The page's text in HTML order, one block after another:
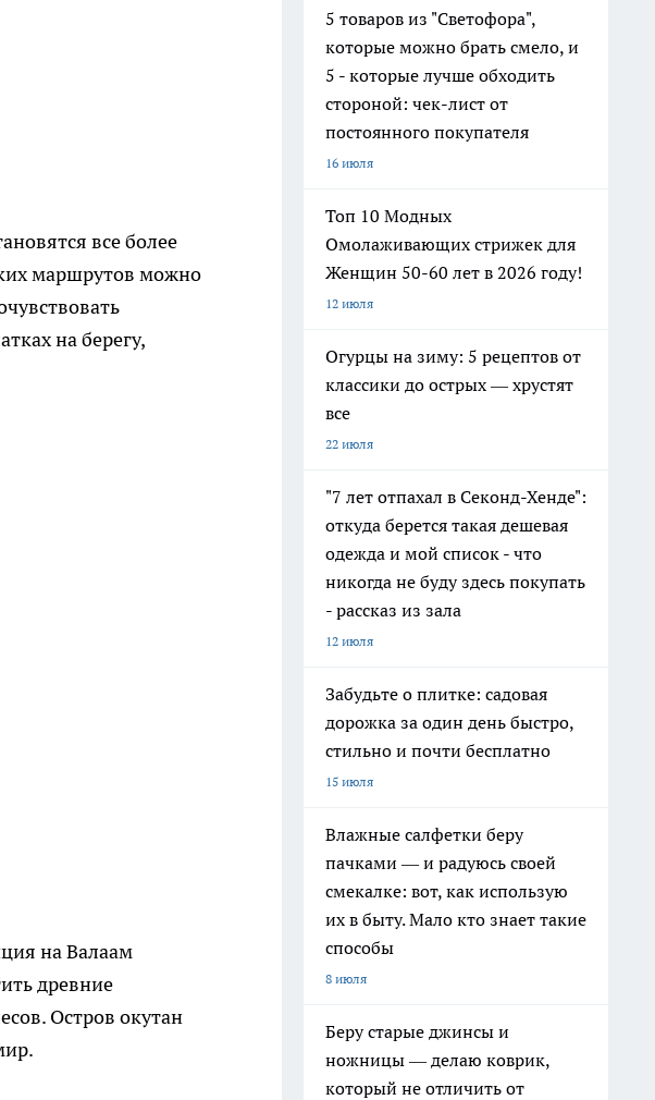
все более
маршрутов можно
на берегу,
на Валаам
древние
Остров окутан
5 товаров из "Светофора",
которые можно брать смело, и
5 - которые лучше обходить
стороной: чек-лист от
постоянного покупателя
16 июля
Топ 10 Модных
Омолаживающих стрижек для
Женщин 50-60 лет в 2026 году!
12 июля
Огурцы на зиму: 5 рецептов от
классики до острых — хрустят
все
22 июля
"7 лет отпахал в Секонд-Хенде":
откуда берется такая дешевая
одежда и мой список - что
никогда не буду здесь покупать
- рассказ из зала
12 июля
Забудьте о плитке: садовая
дорожка за один день быстро,
стильно и почти бесплатно
15 июля
Влажные салфетки беру
пачками — и радуюсь своей
смекалке: вот, как использую
их в быту. Мало кто знает такие
способы
8 июля
Беру старые джинсы и
ножницы — делаю коврик,
который не отличить от